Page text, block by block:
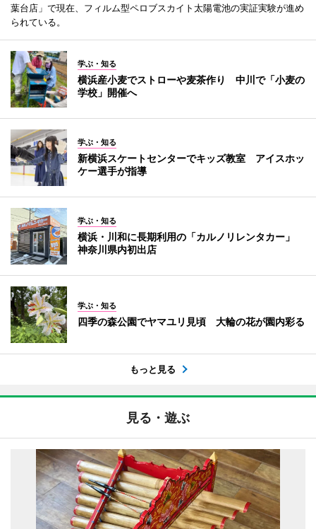
葉台店」で現在、フィルム型ペロブスカイト太陽電池の実証実験が進め
られている。
学ぶ・知る
横浜産小麦でストローや麦茶作り 中川で「小麦の
学校」開催へ
学ぶ・知る
新横浜スケートセンターでキッズ教室 アイスホッ
ケー選手が指導
学ぶ・知る
横浜・川和に長期利用の「カルノリレンタカー」
神奈川県内初出店
学ぶ・知る
四季の森公園でヤマユリ見頃 大輪の花が園内彩る
もっと見る
見る・遊ぶ